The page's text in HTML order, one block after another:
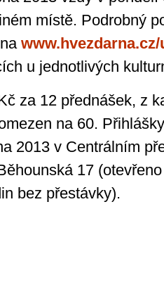
místě. Podrobný
u jednotlivých
za 12 přednášek, z
na 60.
2013 v Centrálním
17
bez přestávky).